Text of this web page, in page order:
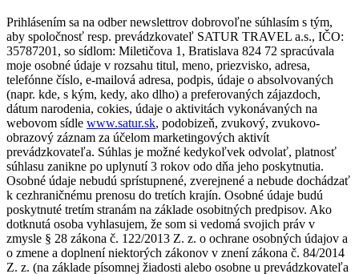
Prihlásením sa na odber newslettrov dobrovoľne súhlasím s tým,
aby spoločnosť resp. prevádzkovateľ SATUR TRAVEL a.s., IČO:
35787201, so sídlom: Miletičova 1, Bratislava 824 72 spracúvala
moje osobné údaje v rozsahu titul, meno, priezvisko, adresa,
telefónne číslo, e-mailová adresa, podpis, údaje o absolvovaných
(napr. kde, s kým, kedy, ako dlho) a preferovaných zájazdoch,
dátum narodenia, cokies, údaje o aktivitách vykonávaných na
webovom sídle www.satur.sk, podobizeň, zvukový, zvukovo-
obrazový záznam za účelom marketingových aktivít
prevádzkovateľa. Súhlas je možné kedykoľvek odvolať, platnosť
súhlasu zanikne po uplynutí 3 rokov odo dňa jeho poskytnutia.
Osobné údaje nebudú sprístupnené, zverejnené a nebude dochádzať
k cezhraničnému prenosu do tretích krajín. Osobné údaje budú
poskytnuté tretím stranám na základe osobitných predpisov. Ako
dotknutá osoba vyhlasujem, že som si vedomá svojich práv v
zmysle § 28 zákona č. 122/2013 Z. z. o ochrane osobných údajov a
o zmene a doplnení niektorých zákonov v znení zákona č. 84/2014
Z. z. (na základe písomnej žiadosti alebo osobne u prevádzkovateľa